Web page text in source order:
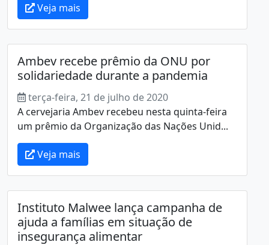
Veja mais
Ambev recebe prêmio da ONU por
solidariedade durante a pandemia
terça-feira, 21 de julho de 2020
A cervejaria Ambev recebeu nesta quinta-feira
um prêmio da Organização das Nações Unid...
Veja mais
Instituto Malwee lança campanha de
ajuda a famílias em situação de
insegurança alimentar